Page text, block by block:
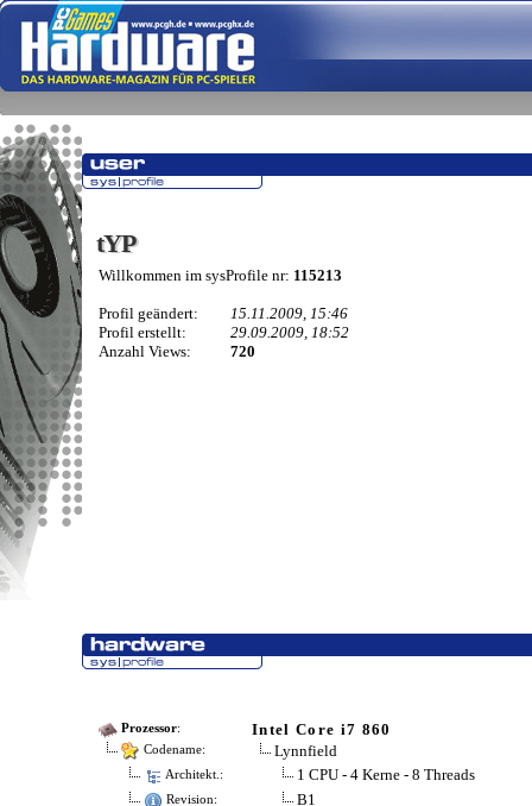
tYP
tYP
Willkommen im sysProfile nr: 115213
Profil geändert:
15.11.2009, 15:46
Profil erstellt:
29.09.2009, 18:52
Anzahl Views:
720
Prozessor: Intel Core i7 860
Codename: Lynnfield
Architekt.: 1 CPU - 4 Kerne - 8 Threads
Revision: B1